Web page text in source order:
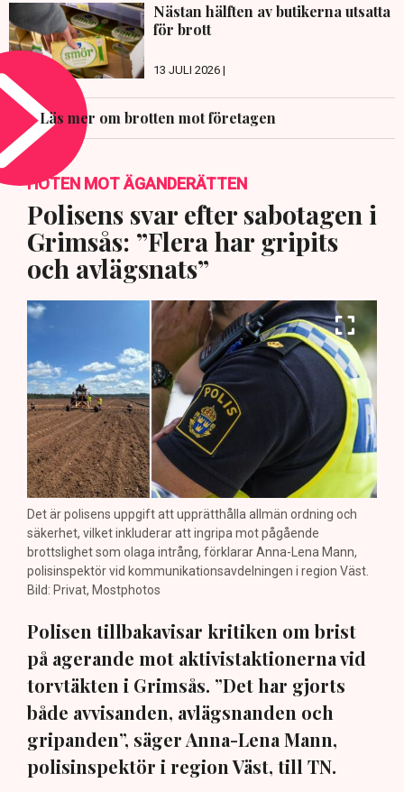
Nästan hälften av butikerna utsatta
för brott
13 JULI 2026 |
Läs mer om brotten mot företagen
HOTEN MOT ÄGANDERÄTTEN
Polisens svar efter sabotagen i
Grimsås: ”Flera har gripits
och avlägsnats”
Det är polisens uppgift att upprätthålla allmän ordning och
säkerhet, vilket inkluderar att ingripa mot pågående
brottslighet som olaga intrång, förklarar Anna-Lena Mann,
polisinspektör vid kommunikationsavdelningen i region Väst.
Bild: Privat, Mostphotos
Polisen tillbakavisar kritiken om brist
på agerande mot aktivistaktionerna vid
torvtäkten i Grimsås. ”Det har gjorts
både avvisanden, avlägsnanden och
gripanden”, säger Anna-Lena Mann,
polisinspektör i region Väst, till TN.